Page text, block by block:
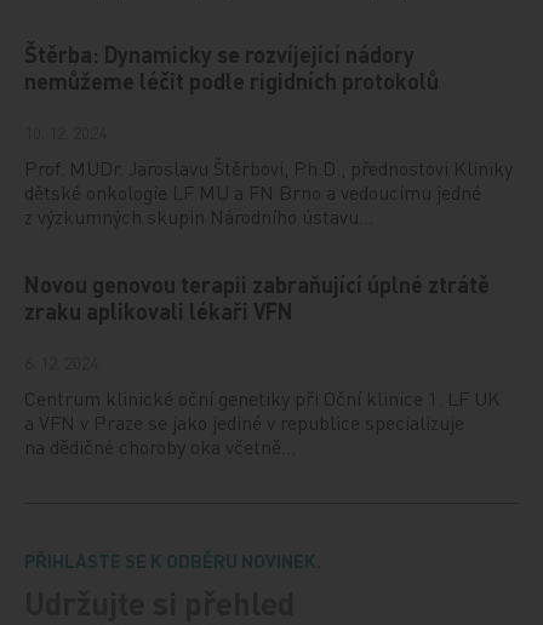
Štěrba: Dynamicky se rozvíjející nádory
nemůžeme léčit podle rigidních protokolů
Prof. MUDr. Jaroslavu Štěrbovi, Ph.D., přednostovi Kliniky
dětské onkologie LF MU a FN Brno a vedoucímu jedné
z výzkumných skupin Národního ústavu…
Novou genovou terapii zabraňující úplné ztrátě
zraku aplikovali lékaři VFN
Centrum klinické oční genetiky při Oční klinice 1. LF UK
a VFN v Praze se jako jediné v republice specializuje
na dědičné choroby oka včetně…
PŘIHLASTE SE K ODBĚRU NOVINEK.